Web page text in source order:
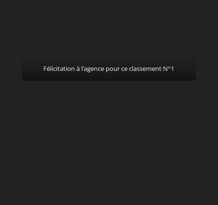
Félicitation à l’agence pour ce classement N°1